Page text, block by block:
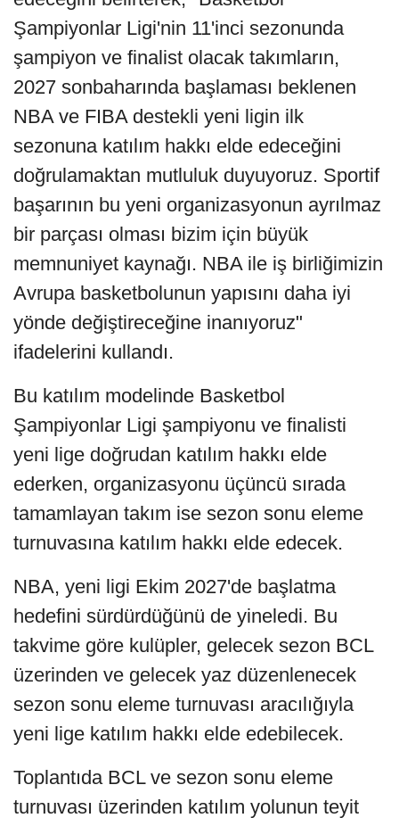
Şampiyonlar Ligi'nin 11'inci sezonunda
şampiyon ve finalist olacak takımların,
2027 sonbaharında başlaması beklenen
NBA ve FIBA destekli yeni ligin ilk
sezonuna katılım hakkı elde edeceğini
doğrulamaktan mutluluk duyuyoruz. Sportif
başarının bu yeni organizasyonun ayrılmaz
bir parçası olması bizim için büyük
memnuniyet kaynağı. NBA ile iş birliğimizin
Avrupa basketbolunun yapısını daha iyi
yönde değiştireceğine inanıyoruz"
ifadelerini kullandı.
Bu katılım modelinde Basketbol
Şampiyonlar Ligi şampiyonu ve finalisti
yeni lige doğrudan katılım hakkı elde
ederken, organizasyonu üçüncü sırada
tamamlayan takım ise sezon sonu eleme
turnuvasına katılım hakkı elde edecek.
NBA, yeni ligi Ekim 2027'de başlatma
hedefini sürdürdüğünü de yineledi. Bu
takvime göre kulüpler, gelecek sezon BCL
üzerinden ve gelecek yaz düzenlenecek
sezon sonu eleme turnuvası aracılığıyla
yeni lige katılım hakkı elde edebilecek.
Toplantıda BCL ve sezon sonu eleme
turnuvası üzerinden katılım yolunun teyit